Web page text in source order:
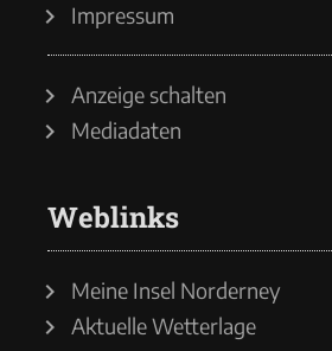
Impressum
Anzeige schalten
Mediadaten
Weblinks
Meine Insel Norderney
Aktuelle Wetterlage